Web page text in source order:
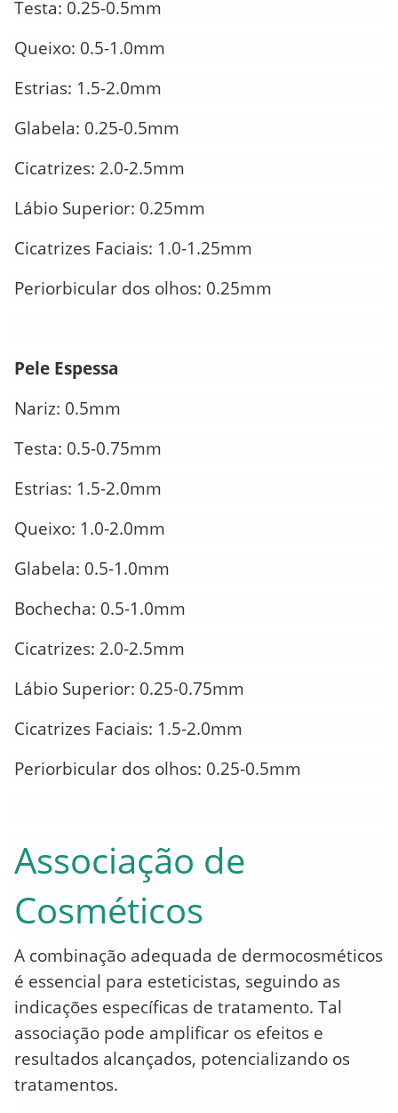
Testa: 0.25-0.5mm
Queixo: 0.5-1.0mm
Estrias: 1.5-2.0mm
Glabela: 0.25-0.5mm
Cicatrizes: 2.0-2.5mm
Lábio Superior: 0.25mm
Cicatrizes Faciais: 1.0-1.25mm
Periorbicular dos olhos: 0.25mm
Pele Espessa
Nariz: 0.5mm
Testa: 0.5-0.75mm
Estrias: 1.5-2.0mm
Queixo: 1.0-2.0mm
Glabela: 0.5-1.0mm
Bochecha: 0.5-1.0mm
Cicatrizes: 2.0-2.5mm
Lábio Superior: 0.25-0.75mm
Cicatrizes Faciais: 1.5-2.0mm
Periorbicular dos olhos: 0.25-0.5mm
Associação de
Cosméticos
A combinação adequada de dermocosméticos
é essencial para esteticistas, seguindo as
indicações específicas de tratamento. Tal
associação pode amplificar os efeitos e
resultados alcançados, potencializando os
tratamentos.